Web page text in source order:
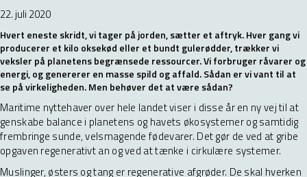
22. juli 2020
Hvert eneste skridt, vi tager på jorden, sætter et aftryk. Hver gang vi
producerer et kilo oksekød eller et bundt gulerødder, trækker vi
veksler på planetens begrænsede ressourcer. Vi forbruger råvarer og
energi, og genererer en masse spild og affald. Sådan er vi vant til at
se på virkeligheden. Men behøver det at være sådan?
Maritime nyttehaver over hele landet viser i disse år en ny vej til at
genskabe balance i planetens og havets økosystemer og samtidig
frembringe sunde, velsmagende fødevarer. Det gør de ved at gribe
opgaven regenerativt an og ved at tænke i cirkulære systemer.
Muslinger, østers og tang er regenerative afgrøder. De skal hverken